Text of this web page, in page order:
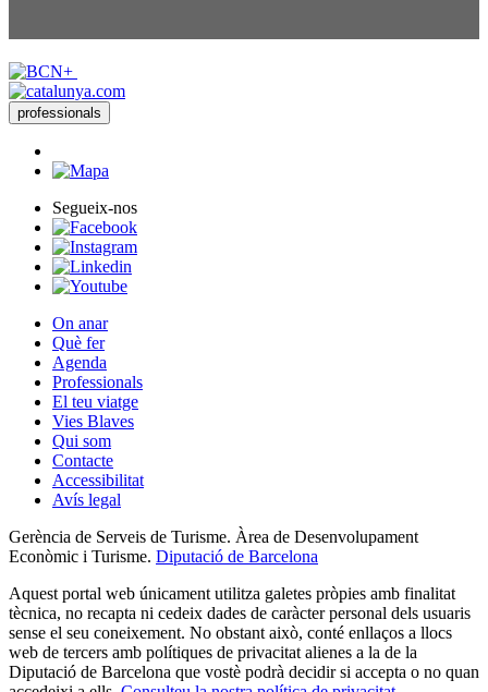
professionals
Segueix-nos
On anar
Què fer
Agenda
Professionals
El teu viatge
Vies Blaves
Qui som
Contacte
Accessibilitat
Avís legal
Gerència de Serveis de Turisme. Àrea de Desenvolupament
Econòmic i Turisme. Diputació de Barcelona
Aquest portal web únicament utilitza galetes pròpies amb finalitat
tècnica, no recapta ni cedeix dades de caràcter personal dels usuaris
sense el seu coneixement. No obstant això, conté enllaços a llocs
web de tercers amb polítiques de privacitat alienes a la de la
Diputació de Barcelona que vostè podrà decidir si accepta o no quan